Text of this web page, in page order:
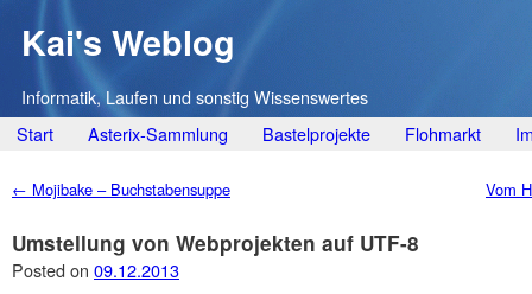
Kai's Weblog
Informatik, Laufen und sonstig Wissenswertes
Main menu
Skip
content
Start Asterix-Sammlung Bastelprojekte Flohmarkt
Post navigation
← Mojibake – Buchstabensuppe Vom
Umstellung von Webprojekten auf UTF-8
Posted on 09.12.2013